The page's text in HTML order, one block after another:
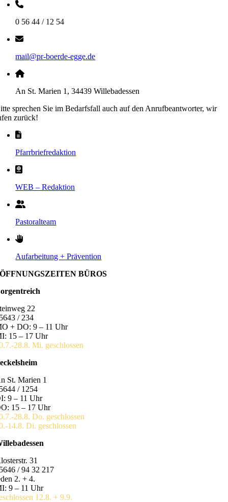
0 56 44 / 12 54
mail@pr-boerde-egge.de
An St. Marien 1, 34439 Willebadessen
sprechen Sie im Bedarfsfall auch auf den Anrufbeantworter, wir
zurück!
Pfarrbriefredaktion
WEB – Redaktion
Pastoralteam
Aufarbeitung + Prävention
ÖFFNUNGSZEITEN BÜROS
22
/ 234
+ DO: 9 – 11 Uhr
15 – 17 Uhr
28.8. Mi. geschlossen
St. Marien 1
/ 1254
9 – 11 Uhr
15 – 17 Uhr
28.8. Do. geschlossen
14.8. Di. geschlossen
31
/ 94 32 217
2. + 4.
9 – 11 Uhr
12.8. + 9.9.